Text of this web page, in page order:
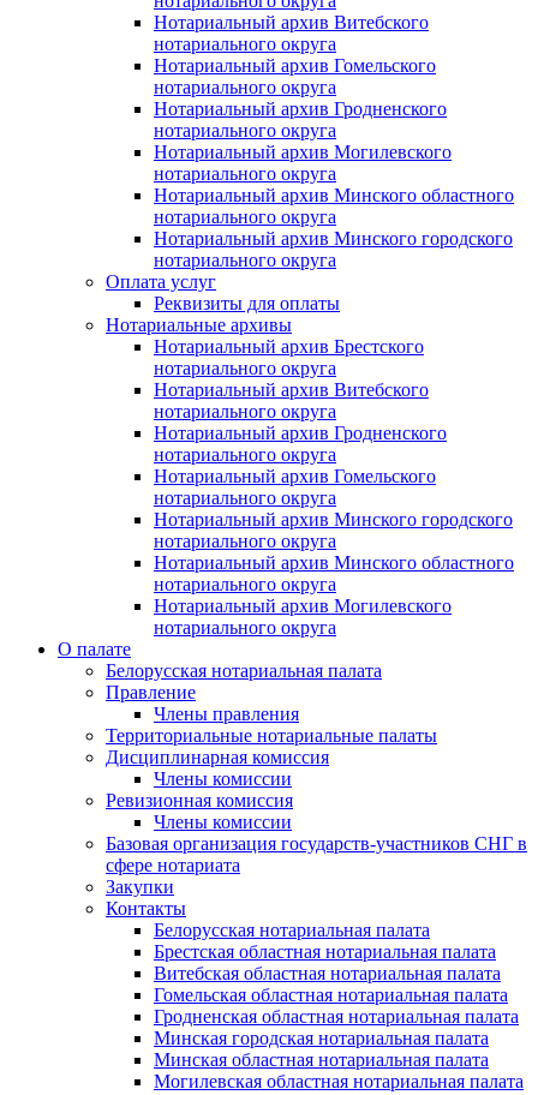
Нотариальный архив Витебского
нотариального округа
Нотариальный архив Гомельского
нотариального округа
Нотариальный архив Гродненского
нотариального округа
Нотариальный архив Могилевского
нотариального округа
Нотариальный архив Минского областного
нотариального округа
Нотариальный архив Минского городского
нотариального округа
Оплата услуг
Реквизиты для оплаты
Нотариальные архивы
Нотариальный архив Брестского
нотариального округа
Нотариальный архив Витебского
нотариального округа
Нотариальный архив Гродненского
нотариального округа
Нотариальный архив Гомельского
нотариального округа
Нотариальный архив Минского городского
нотариального округа
Нотариальный архив Минского областного
нотариального округа
Нотариальный архив Могилевского
нотариального округа
О палате
Белорусская нотариальная палата
Правление
Члены правления
Территориальные нотариальные палаты
Дисциплинарная комиссия
Члены комиссии
Ревизионная комиссия
Члены комиссии
Базовая организация государств-участников СНГ в
сфере нотариата
Закупки
Контакты
Белорусская нотариальная палата
Брестская областная нотариальная палата
Витебская областная нотариальная палата
Гомельская областная нотариальная палата
Гродненская областная нотариальная палата
Минская городская нотариальная палата
Минская областная нотариальная палата
Могилевская областная нотариальная палата